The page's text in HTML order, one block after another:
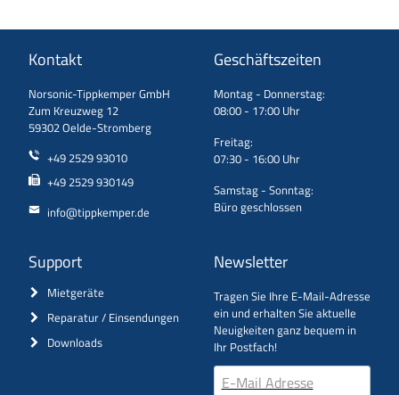
Kontakt
Norsonic-Tippkemper GmbH
Zum Kreuzweg 12
59302 Oelde-Stromberg
+49 2529 93010
+49 2529 930149
info@tippkemper.de
Geschäftszeiten
Montag - Donnerstag:
08:00 - 17:00 Uhr
Freitag:
07:30 - 16:00 Uhr
Samstag - Sonntag:
Büro geschlossen
Support
Mietgeräte
Reparatur / Einsendungen
Downloads
Newsletter
Tragen Sie Ihre E-Mail-Adresse
ein und erhalten Sie aktuelle
Neuigkeiten ganz bequem in
Ihr Postfach!